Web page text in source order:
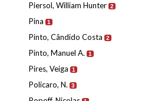
Piersol, William Hunter 2
Pina 1
Pinto, Cândido Costa 2
Pinto, Manuel A. 1
Pires, Veiga 1
Policaro, N. 3